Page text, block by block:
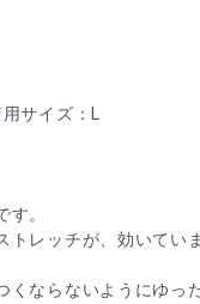
サイズ：L
す。
トレッチが、効いてい
くならないようにゆっ